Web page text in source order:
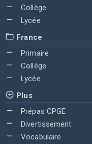
Collège
Lycée
France
Primaire
Collège
Lycée
Plus
Prépas CPGE
Divertissement
Vocabulaire